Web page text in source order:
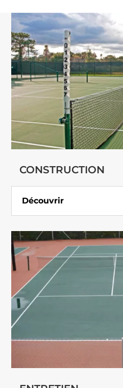
CONSTRUCTION
Découvrir